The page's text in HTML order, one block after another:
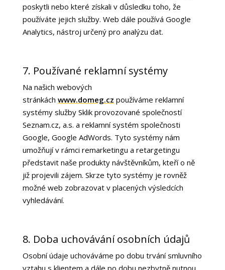
poskytli nebo které získali v důsledku toho, že
používáte jejich služby. Web dále používá Google
Analytics, nástroj určený pro analýzu dat.
7. Používané reklamní systémy
Na našich webových
stránkách www.domeg.cz používáme reklamní
systémy služby Sklik provozované společností
Seznam.cz, a.s. a reklamní systém společnosti
Google, Google AdWords. Tyto systémy nám
umožňují v rámci remarketingu a retargetingu
představit naše produkty návštěvníkům, kteří o ně
již projevili zájem. Skrze tyto systémy je rovněž
možné web zobrazovat v placených výsledcích
vyhledávání.
8. Doba uchovávání osobních údajů
Osobní údaje uchováváme po dobu trvání smluvního
vztahu s klientem a dále po dobu nezbytně nutnou